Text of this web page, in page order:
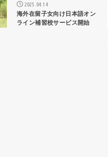
2025.04.14
海外在留子女向け日本語オン
ライン補習校サービス開始